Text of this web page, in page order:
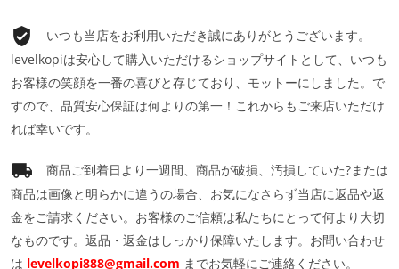
いつも当店をお利用いただき誠にありがとうございます。
levelkopiは安心して購入いただけるショップサイトとして、いつも
お客様の笑顔を一番の喜びと存じており、モットーにしました。で
すので、品質安心保証は何よりの第一！これからもご来店いただけ
れば幸いです。
商品ご到着日より一週間、商品が破損、汚損していた?または
商品は画像と明らかに違うの場合、お気になさらず当店に返品や返
金をご請求ください。お客様のご信頼は私たちにとって何より大切
なものです。返品・返金はしっかり保障いたします。お問い合わせ
は levelkopi888@gmail.com までお気軽にご連絡ください。